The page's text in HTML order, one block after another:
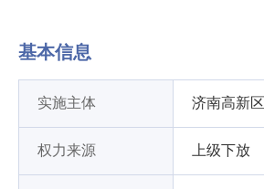
基本信息
实施主体 济南高新
权力来源 上级下放